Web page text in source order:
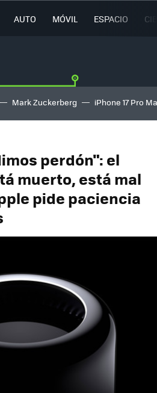
AUTO MÓVIL ESPACIO
Mark Zuckerberg iPhone 17 Pro
perdón": el
muerto, está mal
pide paciencia